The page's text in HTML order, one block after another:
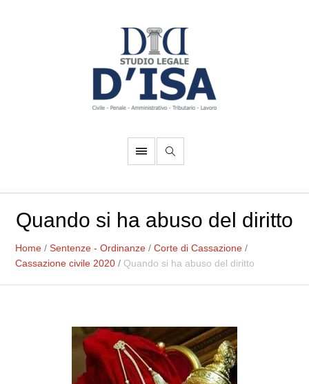
Quando si ha abuso del diritto
Home /Sentenze - Ordinanze /Corte di Cassazione /
Cassazione civile 2020 / Quando si ha abuso del diritto